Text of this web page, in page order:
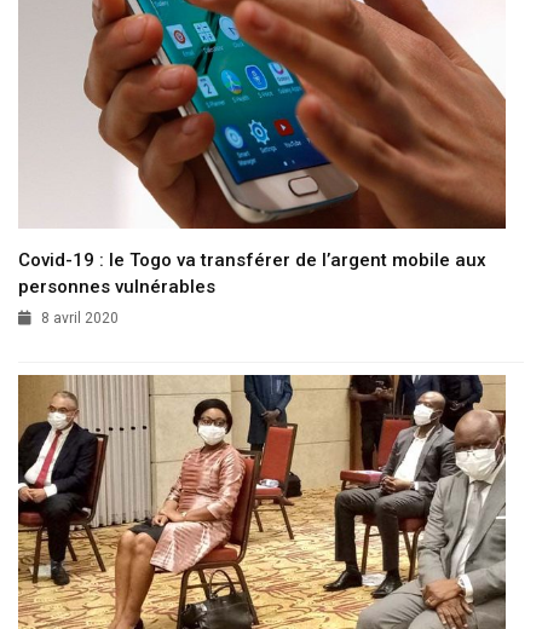
Covid-19 : le Togo va transférer de l’argent mobile aux
personnes vulnérables
8 avril 2020